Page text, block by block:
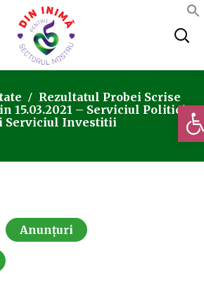
Rezultatul Probei Scrise
15.03.2021 – Serviciul Politici
Serviciul Investitii
Anunțuri